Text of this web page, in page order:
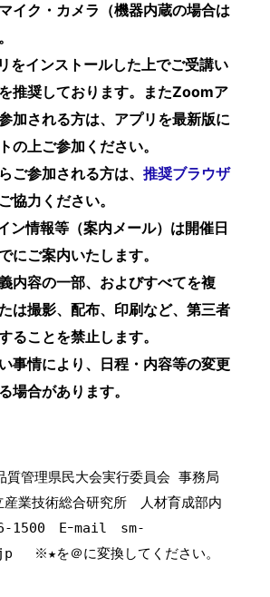
イク・カメラ（機器内蔵の場合は
をインストールした上でご受講い
推奨しております。またZoomア
加される方は、アプリを最新版に
の上ご参加ください。
ご参加される方は、 推奨ブラウザ
協力ください。
ン情報等（案内メール）は開催日
にご案内いたします。
内容の一部、およびすべてを複
は撮影、配布、印刷など、第三者
ることを禁止します。
事情により、日程・内容等の変更
場合があります。
管理県民大会実行委員会 事務局
産業技術総合研究所　人材育成部内
　Eｰmail　sm-
※★を＠に変換してください。